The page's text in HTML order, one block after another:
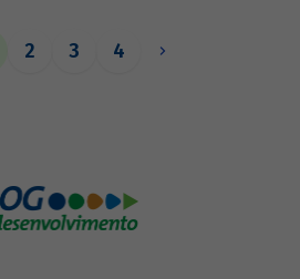
sustentável, inclusivo e inovativo” do
2 3 4